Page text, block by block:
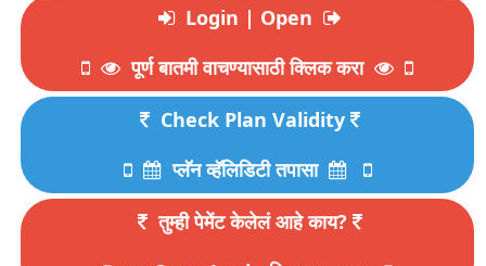
Login | Open
पूर्ण बातमी वाचण्यासाठी क्लिक करा
Check Plan Validity
प्लॅन व्हॅलिडिटी तपासा
तुम्ही पेमेंट केलेलं आहे काय?